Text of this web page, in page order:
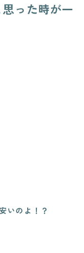
った時が一
いのよ！？